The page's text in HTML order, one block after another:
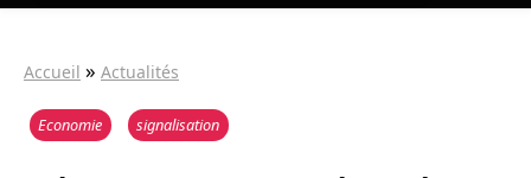
Accueil » Actualités
Economie signalisation